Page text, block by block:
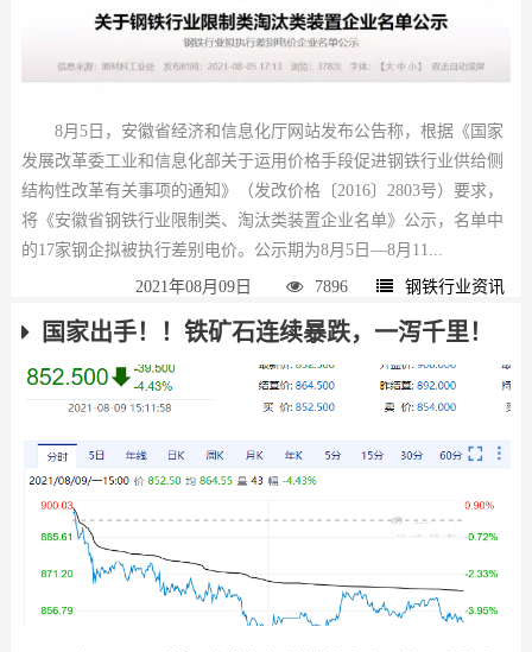
8月5日，安徽省经济和信息化厅网站发布公告称，根据《国家
发展改革委工业和信息化部关于运用价格手段促进钢铁行业供给侧
结构性改革有关事项的通知》（发改价格〔2016〕2803号）要求，
将《安徽省钢铁行业限制类、淘汰类装置企业名单》公示，名单中
的17家钢企拟被执行差别电价。公示期为8月5日—8月11...
2021年08月09日 7896 钢铁行业资讯
国家出手！！铁矿石连续暴跌，一泻千里！